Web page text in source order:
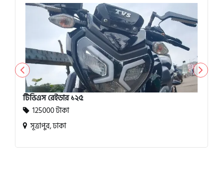
টিভিএস রেইডার ১২৫
125000 টাকা
সূত্রাপুর, ঢাকা